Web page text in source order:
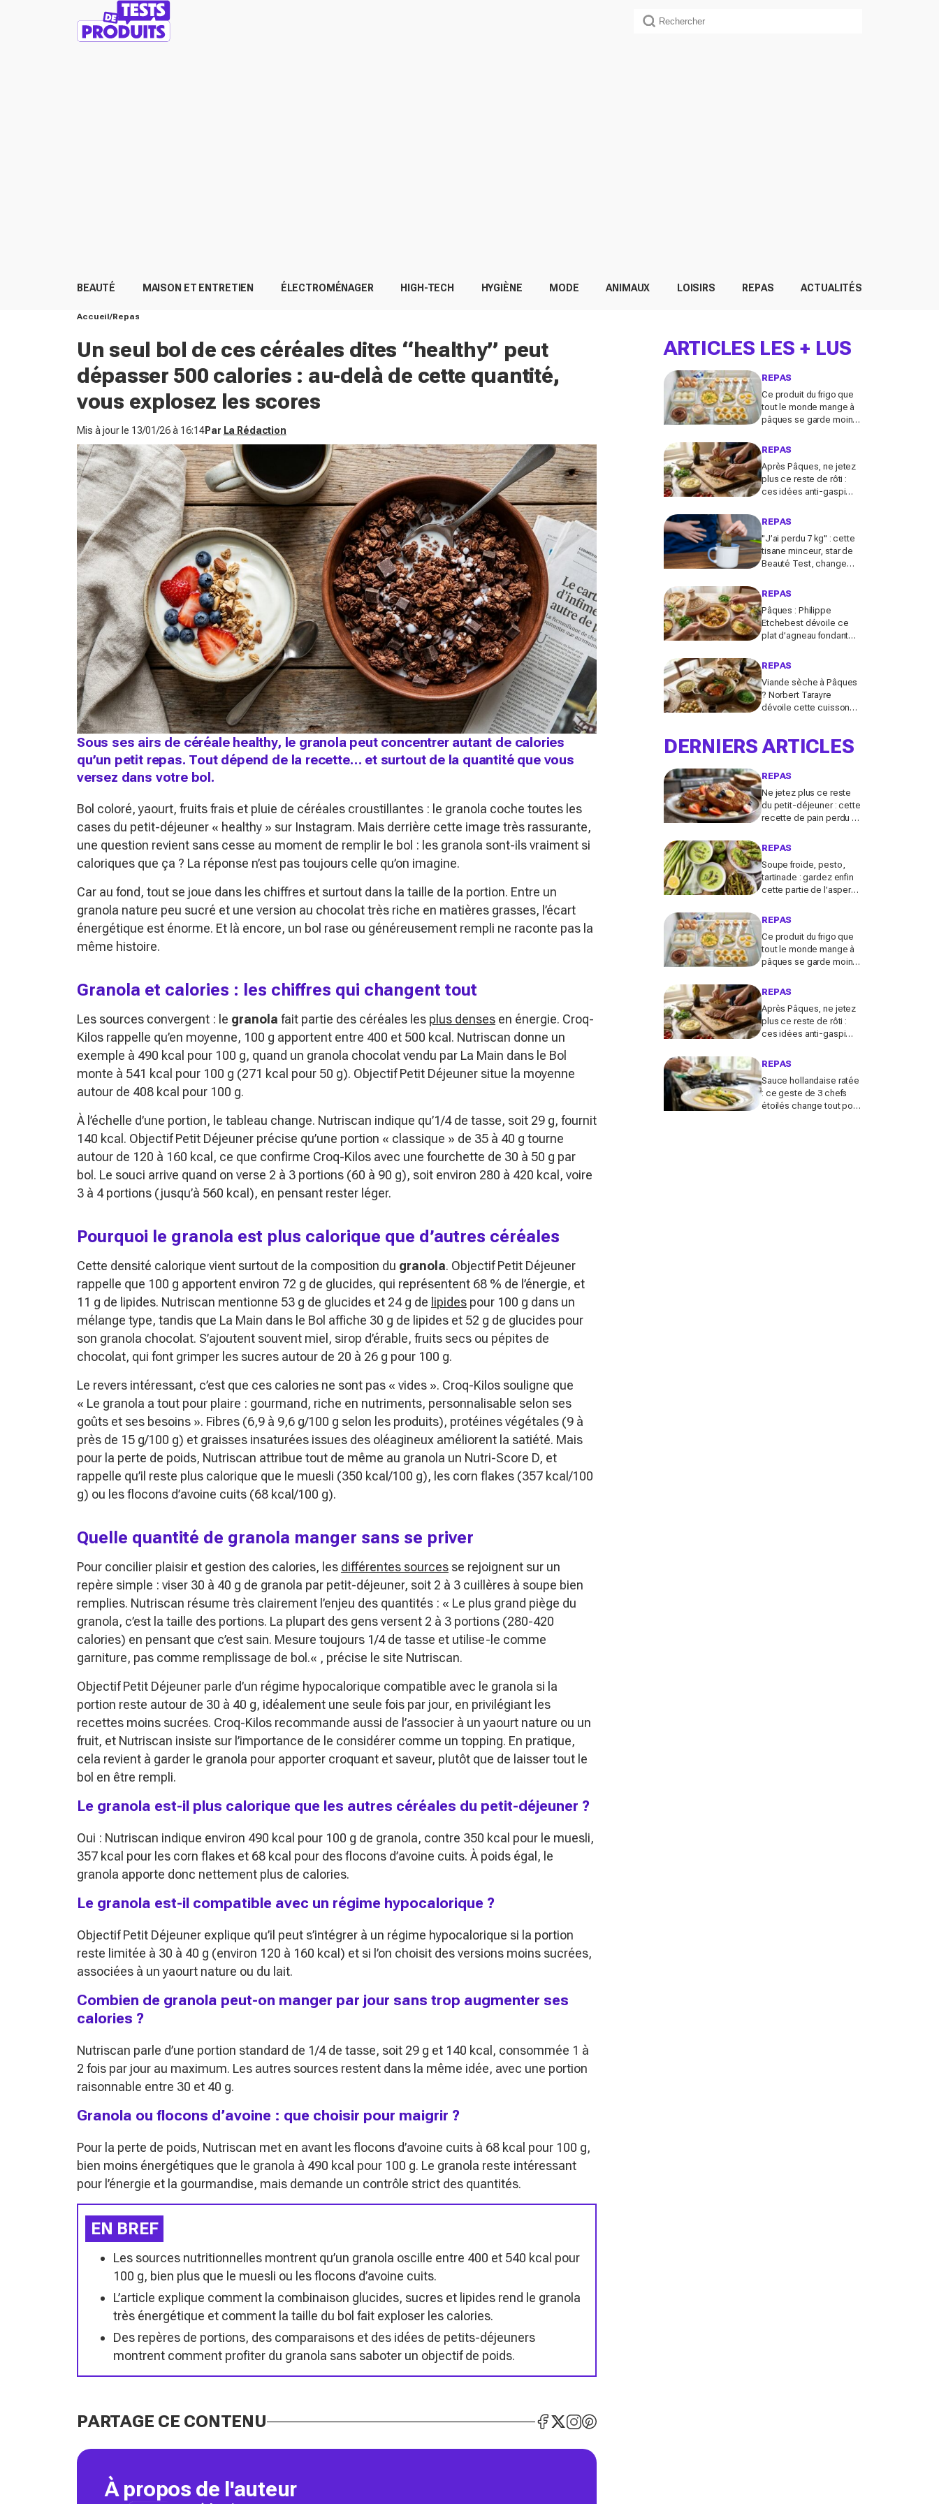
BEAUTÉ MAISON ET ENTRETIEN ÉLECTROMÉNAGER HIGH-TECH HYGIÈNE MODE ANIMAUX LOISIRS REPAS ACTUALITÉS
Accueil Repas
Un seul bol de ces céréales dites “healthy” peut
dépasser 500 calories : au-delà de cette quantité,
vous explosez les scores
Mis à jour le 13/01/26 à 16:14Par La Rédaction
Sous ses airs de céréale healthy, le granola peut concentrer autant de calories
qu’un petit repas. Tout dépend de la recette… et surtout de la quantité que vous
versez dans votre bol.
Bol coloré, yaourt, fruits frais et pluie de céréales croustillantes : le granola coche toutes les
cases du petit-déjeuner « healthy » sur Instagram. Mais derrière cette image très rassurante,
une question revient sans cesse au moment de remplir le bol : les granola sont-ils vraiment si
caloriques que ça ? La réponse n’est pas toujours celle qu’on imagine.
Car au fond, tout se joue dans les chiffres et surtout dans la taille de la portion. Entre un
granola nature peu sucré et une version au chocolat très riche en matières grasses, l’écart
énergétique est énorme. Et là encore, un bol rase ou généreusement rempli ne raconte pas la
même histoire.
Granola et calories : les chiffres qui changent tout
Les sources convergent : le granola fait partie des céréales les plus denses en énergie. Croq-
Kilos rappelle qu’en moyenne, 100 g apportent entre 400 et 500 kcal. Nutriscan donne un
exemple à 490 kcal pour 100 g, quand un granola chocolat vendu par La Main dans le Bol
monte à 541 kcal pour 100 g (271 kcal pour 50 g). Objectif Petit Déjeuner situe la moyenne
autour de 408 kcal pour 100 g.
À l’échelle d’une portion, le tableau change. Nutriscan indique qu’1/4 de tasse, soit 29 g, fournit
140 kcal. Objectif Petit Déjeuner précise qu’une portion « classique » de 35 à 40 g tourne
autour de 120 à 160 kcal, ce que confirme Croq-Kilos avec une fourchette de 30 à 50 g par
bol. Le souci arrive quand on verse 2 à 3 portions (60 à 90 g), soit environ 280 à 420 kcal, voire
3 à 4 portions (jusqu’à 560 kcal), en pensant rester léger.
Pourquoi le granola est plus calorique que d’autres céréales
Cette densité calorique vient surtout de la composition du granola. Objectif Petit Déjeuner
rappelle que 100 g apportent environ 72 g de glucides, qui représentent 68 % de l’énergie, et
11 g de lipides. Nutriscan mentionne 53 g de glucides et 24 g de lipides pour 100 g dans un
mélange type, tandis que La Main dans le Bol affiche 30 g de lipides et 52 g de glucides pour
son granola chocolat. S’ajoutent souvent miel, sirop d’érable, fruits secs ou pépites de
chocolat, qui font grimper les sucres autour de 20 à 26 g pour 100 g.
Le revers intéressant, c’est que ces calories ne sont pas « vides ». Croq-Kilos souligne que
« Le granola a tout pour plaire : gourmand, riche en nutriments, personnalisable selon ses
goûts et ses besoins ». Fibres (6,9 à 9,6 g/100 g selon les produits), protéines végétales (9 à
près de 15 g/100 g) et graisses insaturées issues des oléagineux améliorent la satiété. Mais
pour la perte de poids, Nutriscan attribue tout de même au granola un Nutri-Score D, et
rappelle qu’il reste plus calorique que le muesli (350 kcal/100 g), les corn flakes (357 kcal/100
g) ou les flocons d’avoine cuits (68 kcal/100 g).
Quelle quantité de granola manger sans se priver
Pour concilier plaisir et gestion des calories, les différentes sources se rejoignent sur un
repère simple : viser 30 à 40 g de granola par petit-déjeuner, soit 2 à 3 cuillères à soupe bien
remplies. Nutriscan résume très clairement l’enjeu des quantités : « Le plus grand piège du
granola, c’est la taille des portions. La plupart des gens versent 2 à 3 portions (280-420
calories) en pensant que c’est sain. Mesure toujours 1/4 de tasse et utilise-le comme
garniture, pas comme remplissage de bol.« , précise le site Nutriscan.
Objectif Petit Déjeuner parle d’un régime hypocalorique compatible avec le granola si la
portion reste autour de 30 à 40 g, idéalement une seule fois par jour, en privilégiant les
recettes moins sucrées. Croq-Kilos recommande aussi de l’associer à un yaourt nature ou un
fruit, et Nutriscan insiste sur l’importance de le considérer comme un topping. En pratique,
cela revient à garder le granola pour apporter croquant et saveur, plutôt que de laisser tout le
bol en être rempli.
Le granola est-il plus calorique que les autres céréales du petit-déjeuner ?
Oui : Nutriscan indique environ 490 kcal pour 100 g de granola, contre 350 kcal pour le muesli,
357 kcal pour les corn flakes et 68 kcal pour des flocons d’avoine cuits. À poids égal, le
granola apporte donc nettement plus de calories.
Le granola est-il compatible avec un régime hypocalorique ?
Objectif Petit Déjeuner explique qu’il peut s’intégrer à un régime hypocalorique si la portion
reste limitée à 30 à 40 g (environ 120 à 160 kcal) et si l’on choisit des versions moins sucrées,
associées à un yaourt nature ou du lait.
Combien de granola peut-on manger par jour sans trop augmenter ses
calories ?
Nutriscan parle d’une portion standard de 1/4 de tasse, soit 29 g et 140 kcal, consommée 1 à
2 fois par jour au maximum. Les autres sources restent dans la même idée, avec une portion
raisonnable entre 30 et 40 g.
Granola ou flocons d’avoine : que choisir pour maigrir ?
Pour la perte de poids, Nutriscan met en avant les flocons d’avoine cuits à 68 kcal pour 100 g,
bien moins énergétiques que le granola à 490 kcal pour 100 g. Le granola reste intéressant
pour l’énergie et la gourmandise, mais demande un contrôle strict des quantités.
EN BREF
Les sources nutritionnelles montrent qu’un granola oscille entre 400 et 540 kcal pour
100 g, bien plus que le muesli ou les flocons d’avoine cuits.
L’article explique comment la combinaison glucides, sucres et lipides rend le granola
très énergétique et comment la taille du bol fait exploser les calories.
Des repères de portions, des comparaisons et des idées de petits-déjeuners
montrent comment profiter du granola sans saboter un objectif de poids.
PARTAGE CE CONTENU
À propos de l'auteur
ARTICLES LES + LUS
REPAS
Ce produit du frigo que
tout le monde mange à
pâques se garde moins
cuisson avant de devenir
REPAS
Après Pâques, ne jetez
plus ce reste de rôti :
ces idées anti-gaspi
plats bluffants en 20
REPAS
"J’ai perdu 7 kg" : cette
tisane minceur, star de
Beauté Test, change
ballonnements et le
REPAS
Pâques : Philippe
Etchebest dévoile ce
plat d’agneau fondant
fait voyager tous vos
REPAS
Viande sèche à Pâques
? Norbert Tarayre
dévoile cette cuisson
fondante et parfumée
DERNIERS ARTICLES
REPAS
Ne jetez plus ce reste
du petit-déjeuner : cette
recette de pain perdu en
le plus réconfortant
REPAS
Soupe froide, pesto,
tartinade : gardez enfin
cette partie de l’asperge
trésor anti-gaspi change
REPAS
Ce produit du frigo que
tout le monde mange à
pâques se garde moins
cuisson avant de devenir
REPAS
Après Pâques, ne jetez
plus ce reste de rôti :
ces idées anti-gaspi
plats bluffants en 20
REPAS
Sauce hollandaise ratée
: ce geste de 3 chefs
étoilés change tout pour